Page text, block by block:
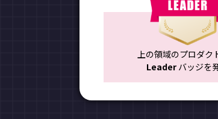
上の領域のプロダク
Leader バッジを